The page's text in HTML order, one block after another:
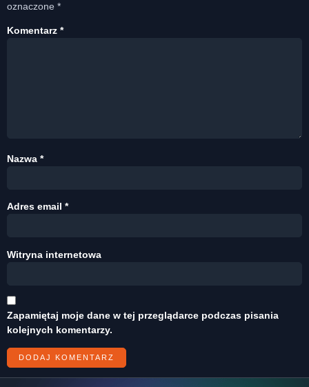
oznaczone *
Komentarz *
Nazwa *
Adres email *
Witryna internetowa
Zapamiętaj moje dane w tej przeglądarce podczas pisania
kolejnych komentarzy.